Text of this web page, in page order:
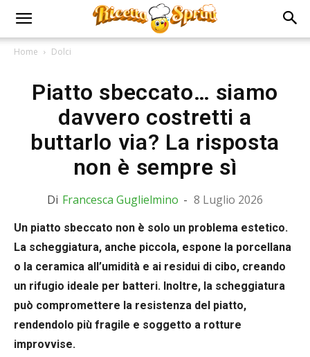
Home Dolci
Piatto sbeccato… siamo
davvero costretti a
buttarlo via? La risposta
non è sempre sì
Di Francesca Guglielmino - 8 Luglio 2026
Un piatto sbeccato non è solo un problema estetico.
La scheggiatura, anche piccola, espone la porcellana
o la ceramica all’umidità e ai residui di cibo, creando
un rifugio ideale per batteri. Inoltre, la scheggiatura
può compromettere la resistenza del piatto,
rendendolo più fragile e soggetto a rotture
improvvise.